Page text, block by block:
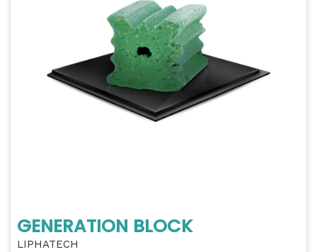
GENERATION BLOCK
LIPHATECH